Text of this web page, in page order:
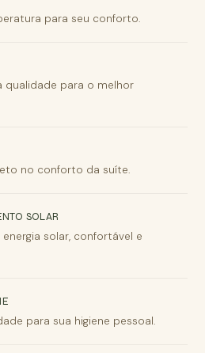
para seu conforto.
qualidade para o melhor
no conforto da suíte.
SOLAR
solar, confortável e
para sua higiene pessoal.